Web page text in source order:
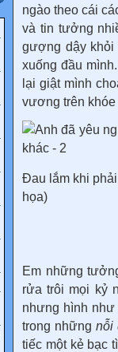
ngào theo cái
và tin tưởng
gượng dậy khỏi
xuống đầu
lại giật mình
vương trên khóe
Đau lắm khi
họa)
Em những
rửa trôi mọi kỷ
nhưng hình như
trong nhữngnỗi
tiếc một kẻ bạc